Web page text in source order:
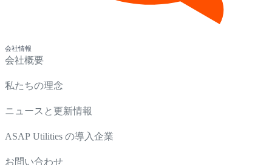
会社情報
会社概要
私たちの理念
ニュースと更新情報
ASAP Utilities の導入企業
お問い合わせ